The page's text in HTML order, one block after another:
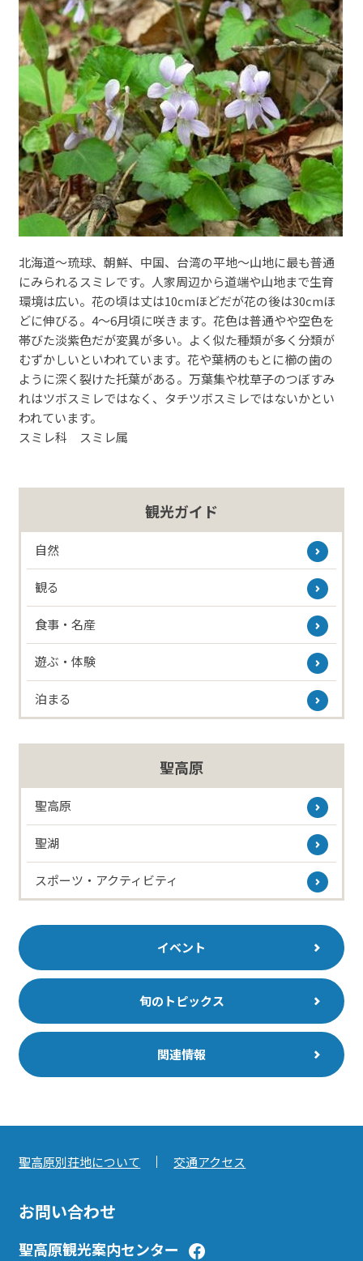
北海道～琉球、朝鮮、中国、台湾の平地～山地に最も普通
にみられるスミレです。人家周辺から道端や山地まで生育
環境は広い。花の頃は丈は10cmほどだが花の後は30cmほ
どに伸びる。4～6月頃に咲きます。花色は普通やや空色を
帯びた淡紫色だが変異が多い。よく似た種類が多く分類が
むずかしいといわれています。花や葉柄のもとに櫛の歯の
ように深く裂けた托葉がある。万葉集や枕草子のつぼすみ
れはツボスミレではなく、タチツボスミレではないかとい
われています。
スミレ科 スミレ属
観光ガイド
自然
観る
食事・名産
遊ぶ・体験
泊まる
聖高原
聖高原
聖湖
スポーツ・アクティビティ
イベント
旬のトピックス
関連情報
聖高原別荘地について 交通アクセス
お問い合わせ
聖高原観光案内センター